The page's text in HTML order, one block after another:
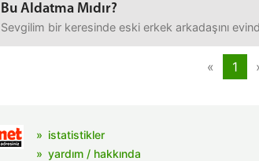
Bu Aldatma Mıdır?
Sevgilim bir keresinde eski erkek arkadaşını
« 1
istatistikler
yardım / hakkında